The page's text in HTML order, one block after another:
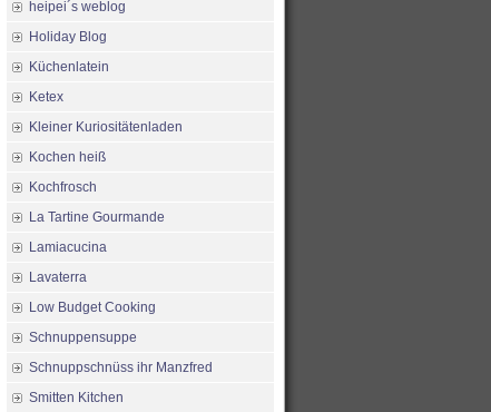
heipei´s weblog
Holiday Blog
Küchenlatein
Ketex
Kleiner Kuriositätenladen
Kochen heiß
Kochfrosch
La Tartine Gourmande
Lamiacucina
Lavaterra
Low Budget Cooking
Schnuppensuppe
Schnuppschnüss ihr Manzfred
Smitten Kitchen